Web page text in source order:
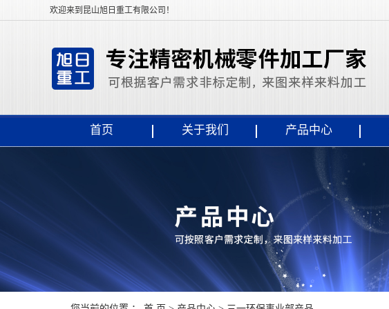
欢迎来到昆山旭日重工有限公司！
首页 关于我们 产品中心